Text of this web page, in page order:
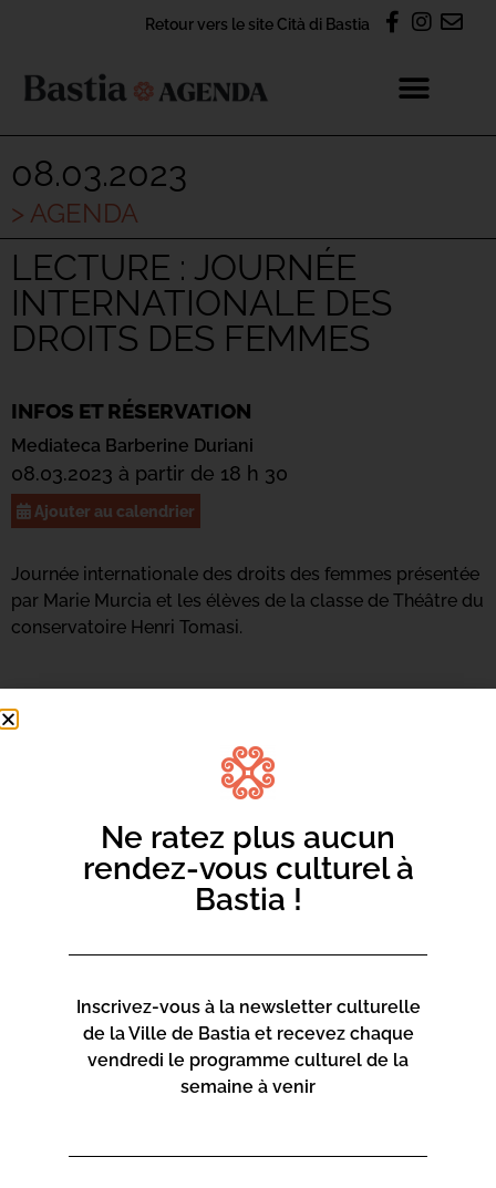
Retour vers le site Cità di Bastia
08.03.2023
> AGENDA
LECTURE : JOURNÉE
INTERNATIONALE DES
DROITS DES FEMMES
INFOS ET RÉSERVATION
Mediateca Barberine Duriani
08.03.2023 à partir de 18 h 30
Ajouter au calendrier
Journée internationale des droits des femmes présentée
par Marie Murcia et les élèves de la classe de Théâtre du
conservatoire Henri Tomasi.
Ne ratez plus aucun
rendez-vous culturel à
Bastia !
Inscrivez-vous à la newsletter culturelle
de la Ville de Bastia et recevez chaque
vendredi le programme culturel de la
semaine à venir